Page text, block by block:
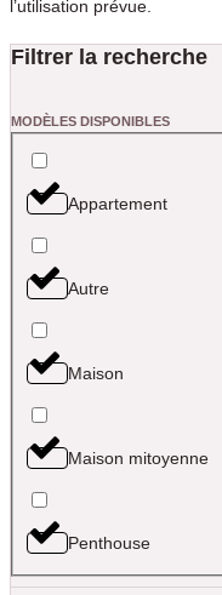
l’utilisation prévue.
Filtrer la recherche
MODÈLES DISPONIBLES
Appartement
Autre
Maison
Maison mitoyenne
Penthouse